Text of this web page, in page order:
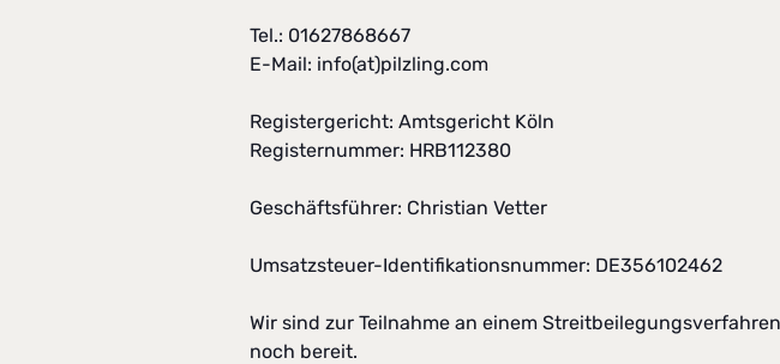
Tel.: 01627868667
E-Mail: info(at)pilzling.com
Registergericht: Amtsgericht Köln
Registernummer: HRB112380
Geschäftsführer: Christian Vetter
Umsatzsteuer-Identifikationsnummer: DE356102462
Wir sind zur Teilnahme an einem
noch bereit.